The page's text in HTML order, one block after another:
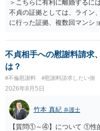
＞こちらに有利に離婚するに
不貞の証拠としては、ライン
に行った証拠、複数回マンシ
婚する、慰謝料をとるなど）
貞発覚後、長期間同居を続け
場合がありますので、ご注意
不貞相手への慰謝料請求
は？
#不倫慰謝料 #慰謝料請求したい側
2026年8月5日
竹本 真紀 弁護士
【質問①～④】について ①性